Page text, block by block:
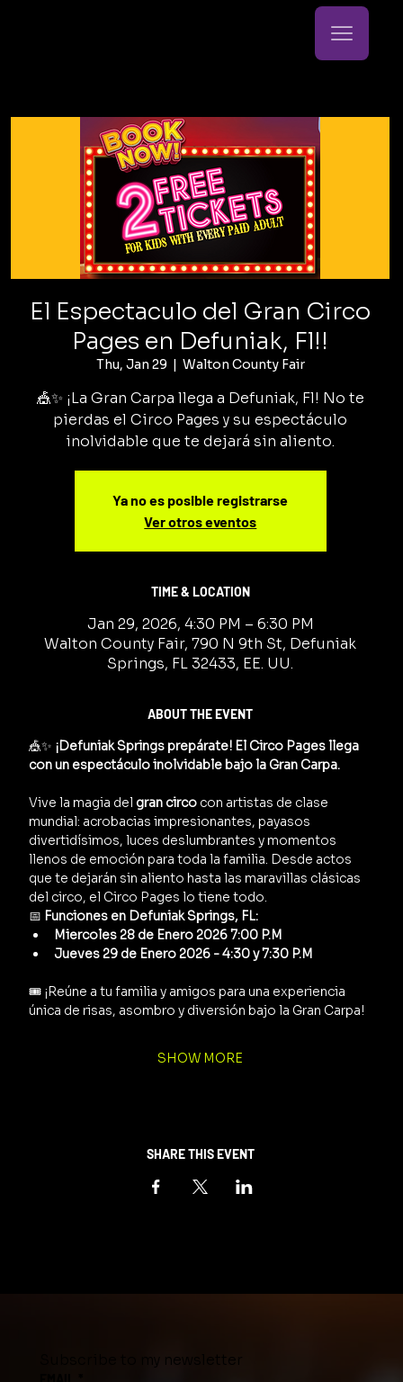
El Espectaculo del Gran Circo
Pages en Defuniak, Fl!!
Thu, Jan 29
  |
Walton County Fair
🎪✨ ¡La Gran Carpa llega a Defuniak, Fl! No te
pierdas el Circo Pages y su espectáculo
inolvidable que te dejará sin aliento.
Ya no es posible registrarse
Ver otros eventos
TIME & LOCATION
Jan 29, 2026, 4:30 PM – 6:30 PM
Walton County Fair, 790 N 9th St, Defuniak
Springs, FL 32433, EE. UU.
ABOUT THE EVENT
🎪✨ ¡Defuniak Springs prepárate! El Circo Pages llega
con un espectáculo inolvidable bajo la Gran Carpa.
Vive la magia del gran circo con artistas de clase
mundial: acrobacias impresionantes, payasos
divertidísimos, luces deslumbrantes y momentos
llenos de emoción para toda la familia. Desde actos
que te dejarán sin aliento hasta las maravillas clásicas
del circo, el Circo Pages lo tiene todo.
📅 Funciones en Defuniak Springs, FL:
Miercoles 28 de Enero 2026 7:00 P.M
Jueves 29 de Enero 2026 - 4:30 y 7:30 P.M
🎟️ ¡Reúne a tu familia y amigos para una experiencia
única de risas, asombro y diversión bajo la Gran Carpa!
SHOW MORE
SHARE THIS EVENT
Subscribe to my newsletter